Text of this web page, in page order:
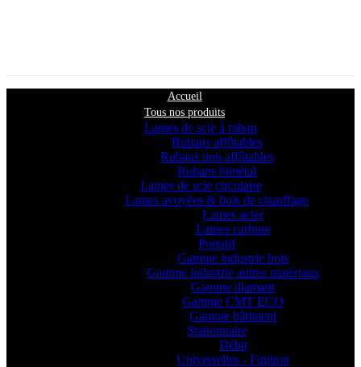
Accueil
Tous nos produits
Lames de scie à ruban
Rubans affûtables
Rubans non affûtables
Rubans bimétal
Lames de scie circulaire
Lames avoyées & bois de chauffage
Lames acier
Lames carbure
Portatif
Gamme industrie bois
Gamme industrie autres matériaux
Gamme diamant
Gamme CMT ECO
Gamme bâtiment
Stationnaire
Débit
Universelles - Finition